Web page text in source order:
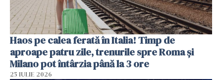
Haos pe calea ferată în Italia! Timp de
aproape patru zile, trenurile spre Roma și
Milano pot întârzia până la 3 ore
25 IULIE 2026